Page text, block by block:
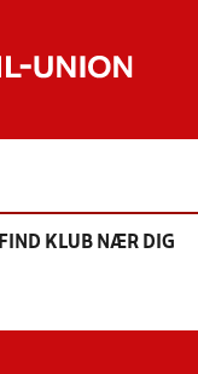
FIND KLUB NÆR DIG